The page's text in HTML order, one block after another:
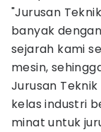
"Jurusan
banyak
sejarah kami
mesin,
Jurusan
kelas industri
minat untuk